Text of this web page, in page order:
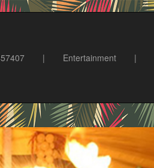
| Entertainment |